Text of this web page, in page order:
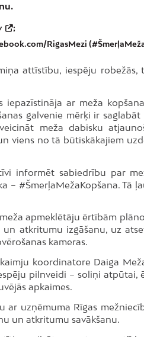
;
RigasMezi
attīstību, iespēju robežās,
iepazīstināja ar meža
galvenie mērķi ir
meža dabisku
viens no tā būtiskākajiem
informēt sabiedrību par
– #ŠmerļaMežaKopšana. Tā
apmeklētāju ērtībām
atkritumu izgāšanu, uz
kameras.
koordinatore Daiga
pilnveidi – soliņi atpūtai,
apkaimes.
ar uzņēmuma Rīgas
un atkritumu savākšanu.